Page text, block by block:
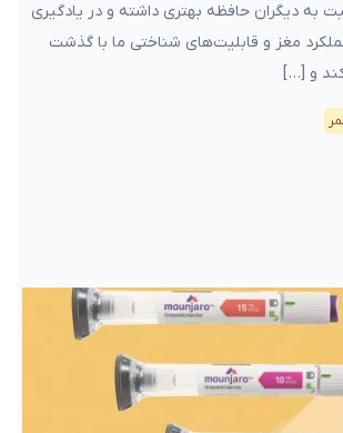
به دیگران حافظه بهتری داشته و در یادگیری
مغز و قابلیت‌های شناختی ما با گذشت
و […]